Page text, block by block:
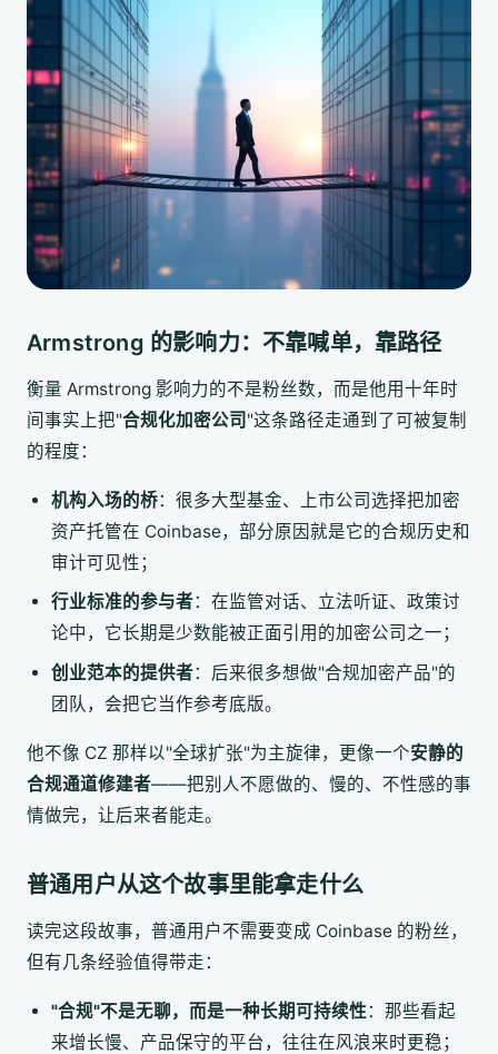
Armstrong 的影响力：不靠喊单，靠路径
衡量 Armstrong 影响力的不是粉丝数，而是他用十年时
间事实上把"合规化加密公司 "这条路径走通到了可被复制
的程度：
机构入场的桥：很多大型基金、上市公司选择把加密
资产托管在 Coinbase，部分原因就是它的合规历史和
审计可见性；
行业标准的参与者：在监管对话、立法听证、政策讨
论中，它长期是少数能被正面引用的加密公司之一；
创业范本的提供者：后来很多想做"合规加密产品"的
团队，会把它当作参考底版。
他不像 CZ 那样以"全球扩张"为主旋律，更像一个安静的
合规通道修建者——把别人不愿做的、慢的、不性感的事
情做完，让后来者能走。
普通用户从这个故事里能拿走什么
读完这段故事，普通用户不需要变成 Coinbase 的粉丝，
但有几条经验值得带走：
"合规"不是无聊，而是一种长期可持续性：那些看起
来增长慢、产品保守的平台，往往在风浪来时更稳；